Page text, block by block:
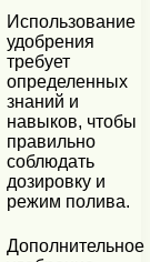
Использование
удобрения
требует
определенных
знаний и
навыков, чтобы
правильно
соблюдать
дозировку и
режим полива.
Дополнительное